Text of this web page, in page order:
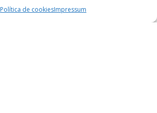
Política de cookiesImpressum